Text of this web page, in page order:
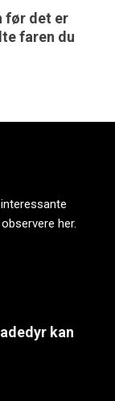
før det er
faren du
her.
kan